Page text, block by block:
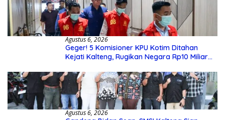
Agustus 6, 2026
Geger! 5 Komisioner KPU Kotim Ditahan
Kejati Kalteng, Rugikan Negara Rp10 Miliar
Agustus 6, 2026